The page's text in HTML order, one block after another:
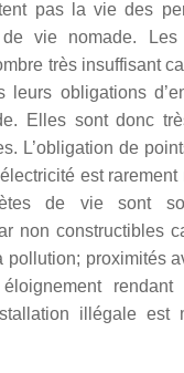
pas la vie des
vie nomade. Les
très insuffisant
leurs obligations
Elles sont donc
L’obligation de
est
de vie sont
non constructibles
pollution; proximités
rendant
illégale est